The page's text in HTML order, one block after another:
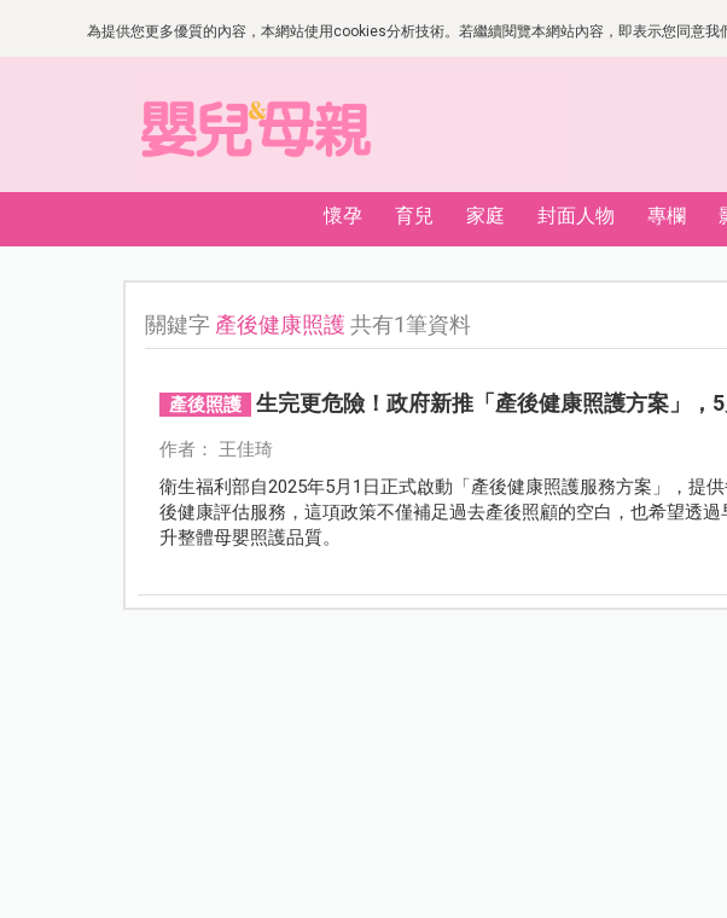
為提供您更多優質的內容，本網站使用cookies分析技術。若繼續閱覽本網站內容，即表示您同意
懷孕 育兒 家庭 封面人物 專欄
關鍵字 產後健康照護 共有1筆資料
產後照護 生完更危險！政府新推「產後健康照護方案」，
作者： 王佳琦
衛生福利部自2025年5月1日正式啟動「產後健康照護服務方案」，提
後健康評估服務，這項政策不僅補足過去產後照顧的空白，也希望透
升整體母嬰照護品質。